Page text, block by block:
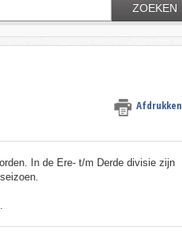
ZOEKEN
Afdrukken
In de Ere- t/m Derde divisie zijn